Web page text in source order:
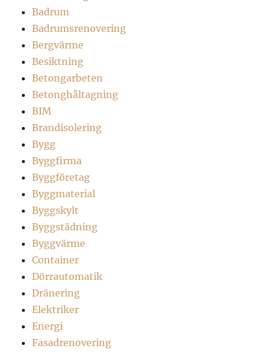
Badrum
Badrumsrenovering
Bergvärme
Besiktning
Betongarbeten
Betonghåltagning
BIM
Brandisolering
Bygg
Byggfirma
Byggföretag
Byggmaterial
Byggskylt
Byggstädning
Byggvärme
Container
Dörrautomatik
Dränering
Elektriker
Energi
Fasadrenovering